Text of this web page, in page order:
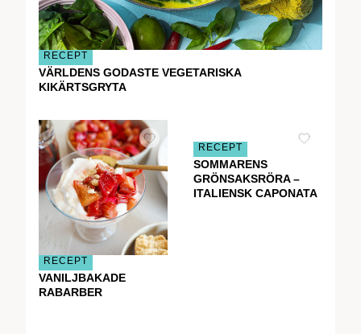
RECEPT
VÄRLDENS GODASTE VEGETARISKA
KIKÄRTSGRYTA
RECEPT
VANILJBAKADE
RABARBER
RECEPT
SOMMARENS
GRÖNSAKSRÖRA –
ITALIENSK CAPONATA